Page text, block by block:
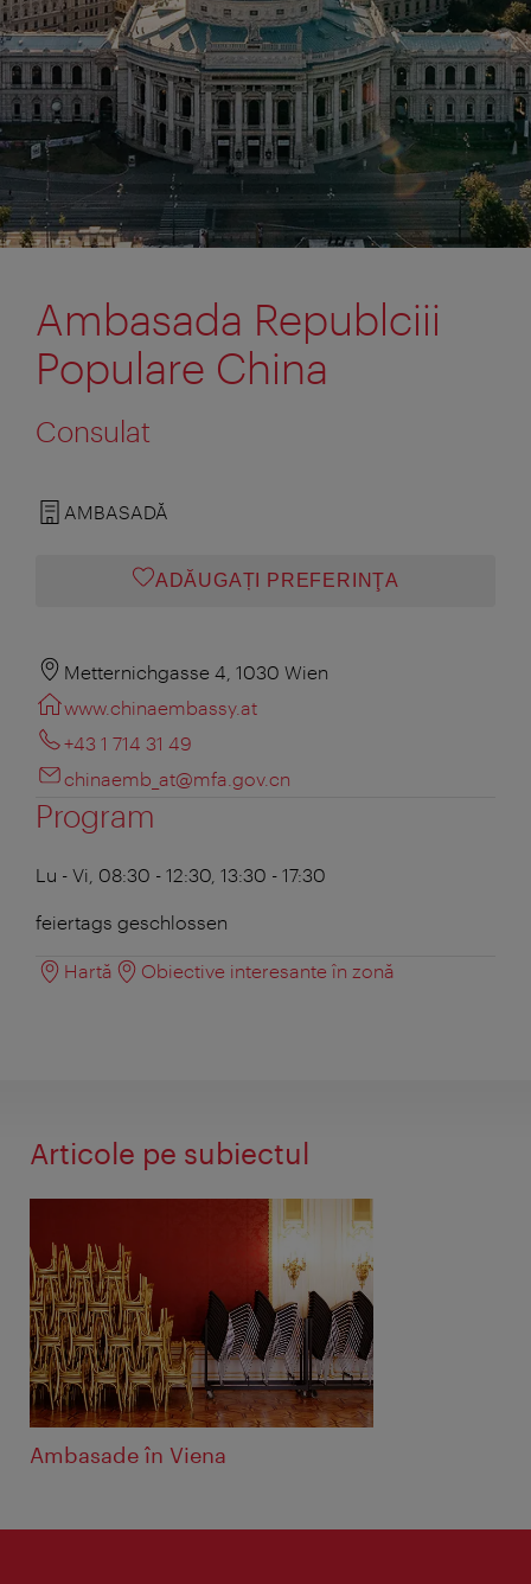
Ambasada Republciii
Populare China
Consulat
AMBASADĂ
ADĂUGAȚI PREFERINŢA
Metternichgasse 4, 1030 Wien
www.chinaembassy.at
+43 1 714 31 49
chinaemb_at@mfa.gov.cn
Program
Lu - Vi, 08:30 - 12:30, 13:30 - 17:30
feiertags geschlossen
Hartă Obiective interesante în zonă
Articole pe subiectul
Ambasade în Viena